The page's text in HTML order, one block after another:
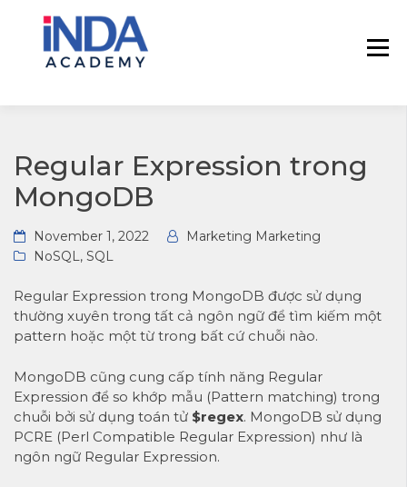
LIỆU & AI INSIGHT
hàng – bảo hiểm – chứng khoán và
Regular Expression trong
MongoDB
November 1, 2022
Marketing Marketing
NoSQL , SQL
Regular Expression trong MongoDB được sử dụng
thường xuyên trong tất cả ngôn ngữ để tìm kiếm một
pattern hoặc một từ trong bất cứ chuỗi nào.
MongoDB cũng cung cấp tính năng Regular
Expression để so khớp mẫu (Pattern matching) trong
chuỗi bởi sử dụng toán tử $regex. MongoDB sử dụng
PCRE (Perl Compatible Regular Expression) như là
ngôn ngữ Regular Expression.